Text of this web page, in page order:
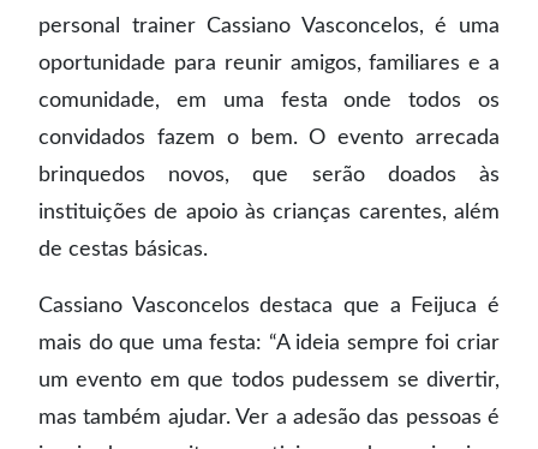
personal trainer Cassiano Vasconcelos, é uma
oportunidade para reunir amigos, familiares e a
comunidade, em uma festa onde todos os
convidados fazem o bem. O evento arrecada
brinquedos novos, que serão doados às
instituições de apoio às crianças carentes, além
de cestas básicas.
Cassiano Vasconcelos destaca que a Feijuca é
mais do que uma festa: “A ideia sempre foi criar
um evento em que todos pudessem se divertir,
mas também ajudar. Ver a adesão das pessoas é